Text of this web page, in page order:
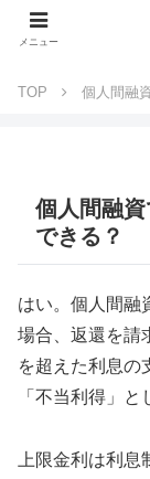
TOP 個人間融
個人間融
できる？
はい。個人間融
場合、返還を請
を超えた利息の
「不当利得」と
上限金利は利
メニュー